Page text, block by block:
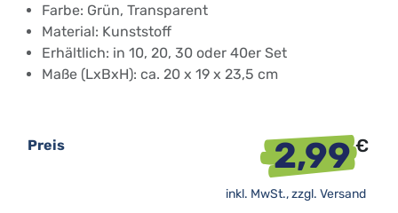
Farbe: Grün, Transparent
Material: Kunststoff
Erhältlich: in 10, 20, 30 oder 40er Set
Maße (LxBxH): ca. 20 x 19 x 23,5 cm
Preis 2,99€
inkl. MwSt., zzgl. Versand